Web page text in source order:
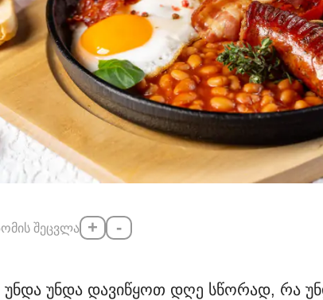
შეცვლა + -
უნდა დავიწყოთ დღე სწორად, რა